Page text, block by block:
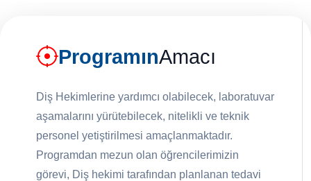
ProgramınAmacı
Diş Hekimlerine yardımcı olabilecek, laboratuvar
aşamalarını yürütebilecek, nitelikli ve teknik
personel yetiştirilmesi amaçlanmaktadır.
Programdan mezun olan öğrencilerimizin
görevi, Diş hekimi tarafından planlanan tedavi